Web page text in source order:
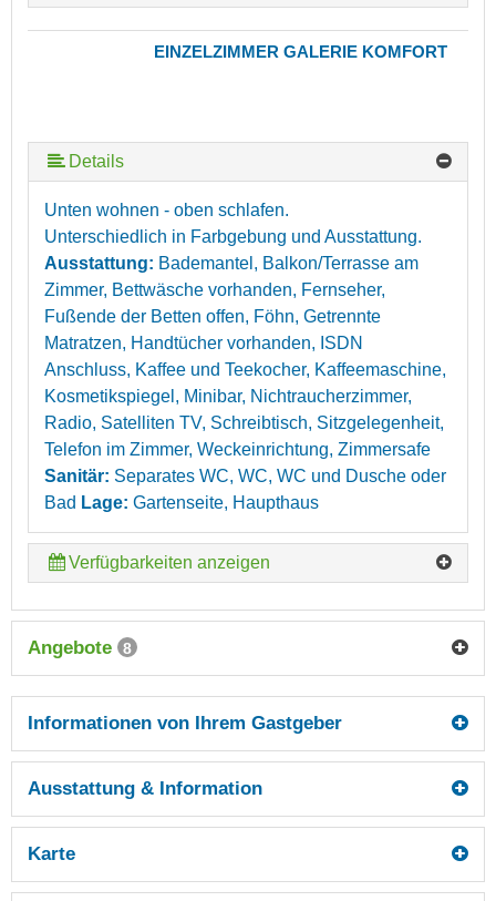
EINZELZIMMER GALERIE KOMFORT
Details
Unten wohnen - oben schlafen.
Unterschiedlich in Farbgebung und Ausstattung.
Ausstattung: Bademantel, Balkon/Terrasse am
Zimmer, Bettwäsche vorhanden, Fernseher,
Fußende der Betten offen, Föhn, Getrennte
Matratzen, Handtücher vorhanden, ISDN
Anschluss, Kaffee und Teekocher, Kaffeemaschine,
Kosmetikspiegel, Minibar, Nichtraucherzimmer,
Radio, Satelliten TV, Schreibtisch, Sitzgelegenheit,
Telefon im Zimmer, Weckeinrichtung, Zimmersafe
Sanitär: Separates WC, WC, WC und Dusche oder
Bad Lage: Gartenseite, Haupthaus
Verfügbarkeiten anzeigen
Angebote 8
Informationen von Ihrem Gastgeber
Ausstattung & Information
Karte